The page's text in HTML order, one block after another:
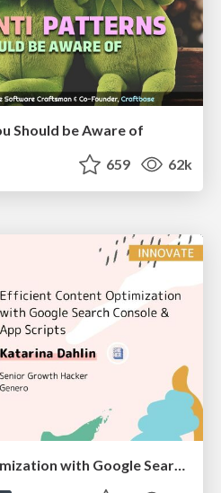
Should be Aware of
659 62k
Efficient Content Optimization with Google Search Console & Apps Script